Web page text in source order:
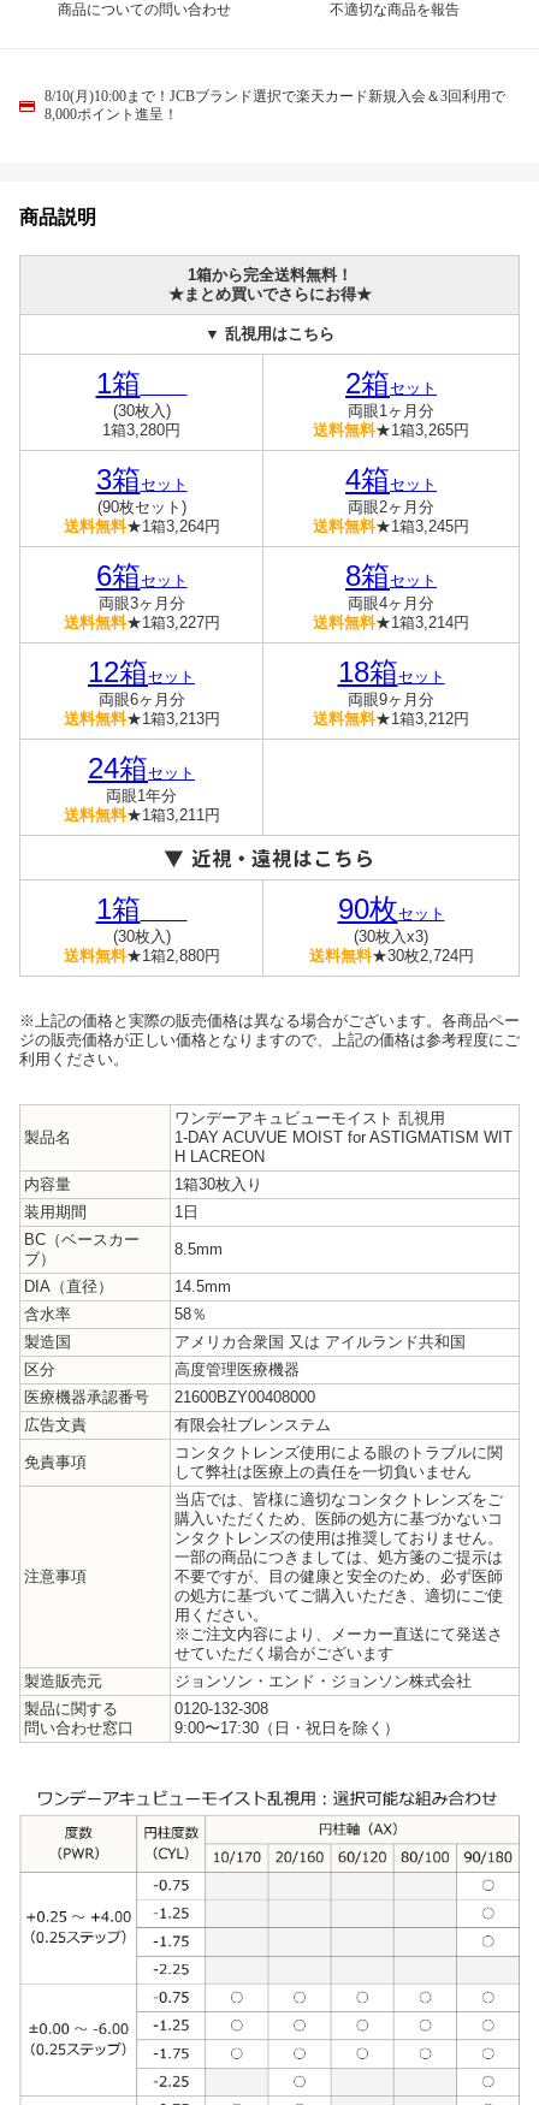
商品についての問い合わせ 不適切な商品を報告
8/10(月)10:00まで！JCBブランド選択で楽天カード新規入会＆3回利用で
8,000ポイント進呈！
商品説明
1箱から完全送料無料！
★まとめ買いでさらにお得★
▼ 乱視用はこちら
1箱
(30枚入)
1箱3,280円
2箱セット
両眼1ヶ月分
送料無料★1箱3,265円
3箱セット
(90枚セット)
送料無料★1箱3,264円
4箱セット
両眼2ヶ月分
送料無料★1箱3,245円
6箱セット
両眼3ヶ月分
送料無料★1箱3,227円
8箱セット
両眼4ヶ月分
送料無料★1箱3,214円
12箱セット
両眼6ヶ月分
送料無料★1箱3,213円
18箱セット
両眼9ヶ月分
送料無料★1箱3,212円
24箱セット
両眼1年分
送料無料★1箱3,211円
1箱
(30枚入)
送料無料★1箱2,880円
90枚セット
(30枚入x3)
送料無料★30枚2,724円
※上記の価格と実際の販売価格は異なる場合がございます。各商品ペー
ジの販売価格が正しい価格となりますので、上記の価格は参考程度にご
利用ください。
製品名
ワンデーアキュビューモイスト 乱視用
1-DAY ACUVUE MOIST for ASTIGMATISM WIT
H LACREON
内容量
1箱30枚入り
装用期間
1日
BC（ベースカー
ブ）
8.5mm
DIA（直径）
14.5mm
含水率
58％
製造国
アメリカ合衆国 又は アイルランド共和国
区分
高度管理医療機器
医療機器承認番号
21600BZY00408000
広告文責
有限会社ブレンステム
免責事項
コンタクトレンズ使用による眼のトラブルに関
して弊社は医療上の責任を一切負いません
注意事項
当店では、皆様に適切なコンタクトレンズをご
購入いただくため、医師の処方に基づかないコ
ンタクトレンズの使用は推奨しておりません。
一部の商品につきましては、処方箋のご提示は
不要ですが、目の健康と安全のため、必ず医師
の処方に基づいてご購入いただき、適切にご使
用ください。
※ご注文内容により、メーカー直送にて発送さ
せていただく場合がございます
製造販売元
ジョンソン・エンド・ジョンソン株式会社
製品に関する
問い合わせ窓口
0120-132-308
9:00〜17:30（日・祝日を除く）